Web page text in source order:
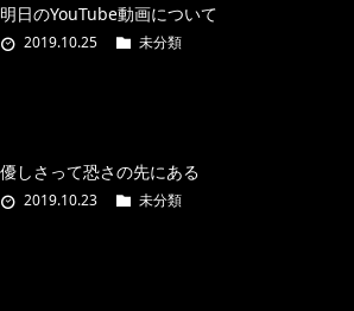
明日のYouTube動画について
2019.10.25 未分類
優しさって恐さの先にある
2019.10.23 未分類